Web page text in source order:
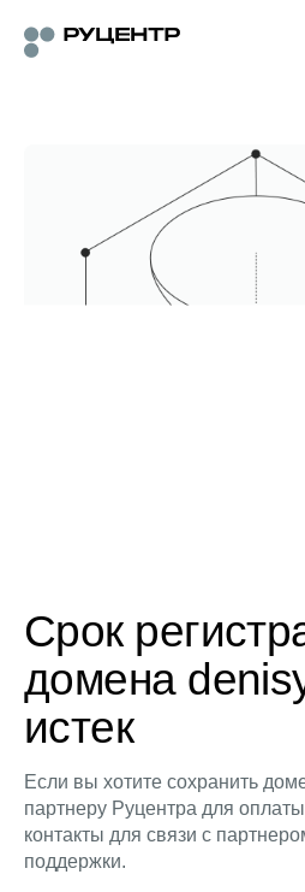
Срок
домена
истек
Если вы хотите сохранить
партнеру Руцентра для
контакты для связи с
поддержки.